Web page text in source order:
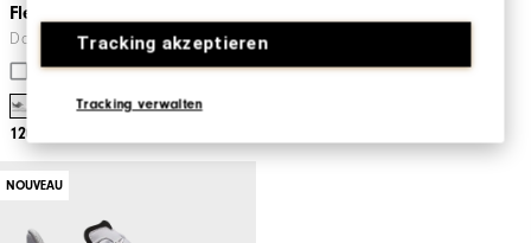
Tracking akzeptieren
Tracking verwalten
Flex Women
Dames Chaussuers De Golf
Comparer
120€
Comparer
NOUVEAU